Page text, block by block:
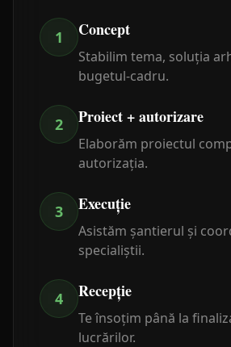
1 Concept
Stabilim tema, soluția
bugetul-cadru.
2 Proiect + autorizare
Elaborăm proiectul
autorizația.
3 Execuție
Asistăm șantierul și
specialiștii.
4 Recepție
Te însoțim până la
lucrărilor.